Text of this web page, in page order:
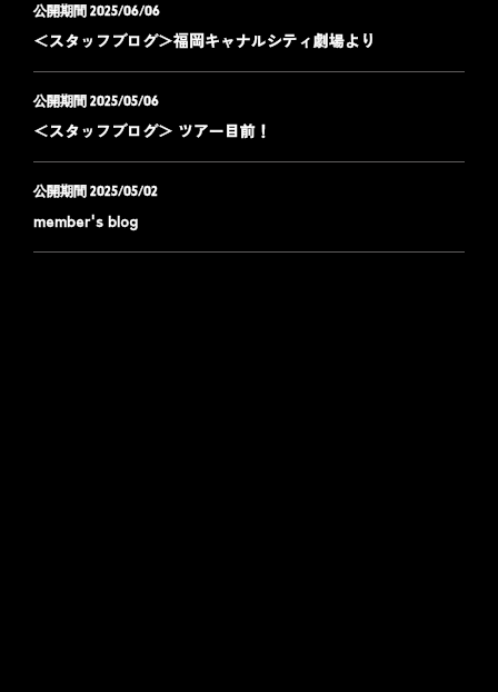
2025/06/06
＜スタッフブログ＞福岡キャナルシティ劇場より
2025/05/06
＜スタッフブログ＞ ツアー目前！
2025/05/02
member's blog